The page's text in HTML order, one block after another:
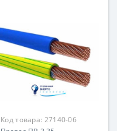
240 мм²
Кол-во жил
1
Наличие экрана
не экранированный
ПВ
Код товара: 27140-06